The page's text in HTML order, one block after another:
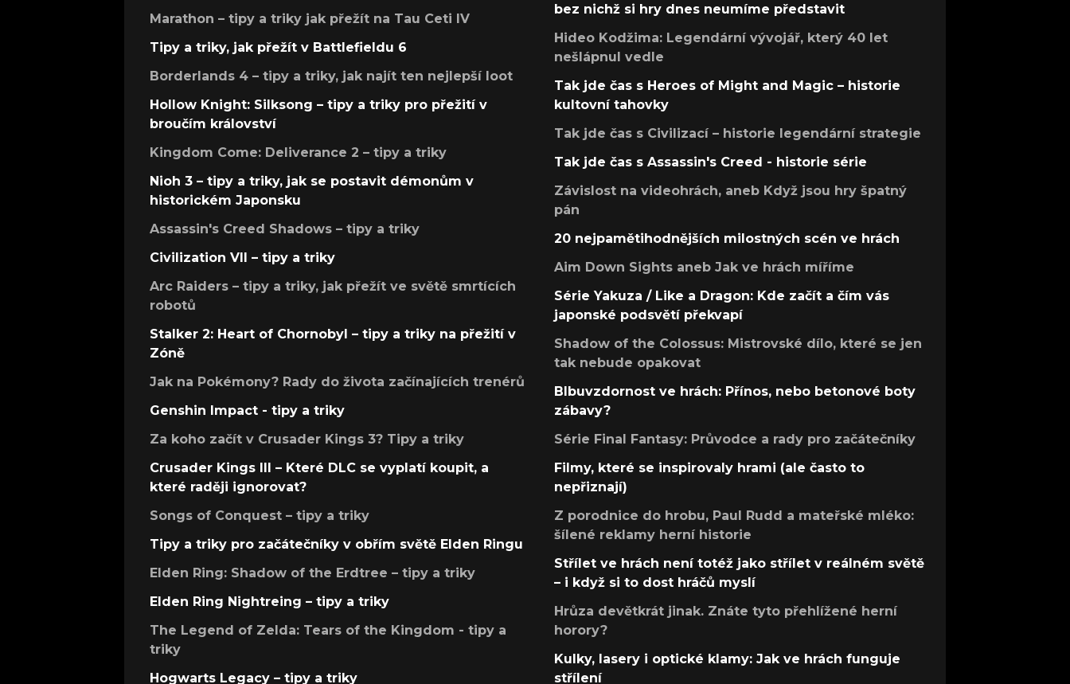
Marathon – tipy a triky jak přežít na Tau Ceti IV
Tipy a triky, jak přežít v Battlefieldu 6
Borderlands 4 – tipy a triky, jak najít ten nejlepší loot
Hollow Knight: Silksong – tipy a triky pro přežití v
broučím království
Kingdom Come: Deliverance 2 – tipy a triky
Nioh 3 – tipy a triky, jak se postavit démonům v
historickém Japonsku
Assassin's Creed Shadows – tipy a triky
Civilization VII – tipy a triky
Arc Raiders – tipy a triky, jak přežít ve světě smrtících
robotů
Stalker 2: Heart of Chornobyl – tipy a triky na přežití v
Zóně
Jak na Pokémony? Rady do života začínajících trenérů
Genshin Impact - tipy a triky
Za koho začít v Crusader Kings 3? Tipy a triky
Crusader Kings III – Které DLC se vyplatí koupit, a
které raději ignorovat?
Songs of Conquest – tipy a triky
Tipy a triky pro začátečníky v obřím světě Elden Ringu
Elden Ring: Shadow of the Erdtree – tipy a triky
Elden Ring Nightreing – tipy a triky
The Legend of Zelda: Tears of the Kingdom - tipy a
triky
Hogwarts Legacy – tipy a triky
bez nichž si hry dnes neumíme představit
Hideo Kodžima: Legendární vývojář, který 40 let
nešlápnul vedle
Tak jde čas s Heroes of Might and Magic – historie
kultovní tahovky
Tak jde čas s Civilizací – historie legendární strategie
Tak jde čas s Assassin's Creed - historie série
Závislost na videohrách, aneb Když jsou hry špatný
pán
20 nejpamětihodnějších milostných scén ve hrách
Aim Down Sights aneb Jak ve hrách míříme
Série Yakuza / Like a Dragon: Kde začít a čím vás
japonské podsvětí překvapí
Shadow of the Colossus: Mistrovské dílo, které se jen
tak nebude opakovat
Blbuvzdornost ve hrách: Přínos, nebo betonové boty
zábavy?
Série Final Fantasy: Průvodce a rady pro začátečníky
Filmy, které se inspirovaly hrami (ale často to
nepřiznají)
Z porodnice do hrobu, Paul Rudd a mateřské mléko:
šílené reklamy herní historie
Střílet ve hrách není totéž jako střílet v reálném světě
– i když si to dost hráčů myslí
Hrůza devětkrát jinak. Znáte tyto přehlížené herní
horory?
Kulky, lasery i optické klamy: Jak ve hrách funguje
střílení